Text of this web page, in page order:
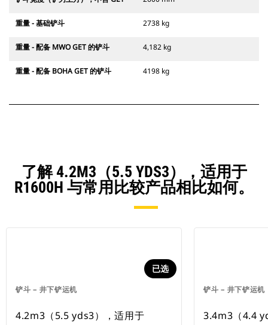
重量 - 基础铲斗 2738 kg
重量 - 配备 MWO GET 的铲斗 4,182 kg
重量 - 配备 BOHA GET 的铲斗 4198 kg
了解 4.2M3（5.5 YDS3），适用于
R1600H 与常用比较产品相比如何。
铲斗 – 井下铲运机
已选
4.2m3（5.5 yds3），适用于
铲斗 – 井下铲运机
3.4m3（4.4